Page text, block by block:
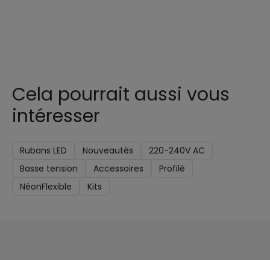
Cela pourrait aussi vous
intéresser
Rubans LED Nouveautés
220-240V AC
Basse tension
Accessoires
Profilé
NéonFlexible
Kits